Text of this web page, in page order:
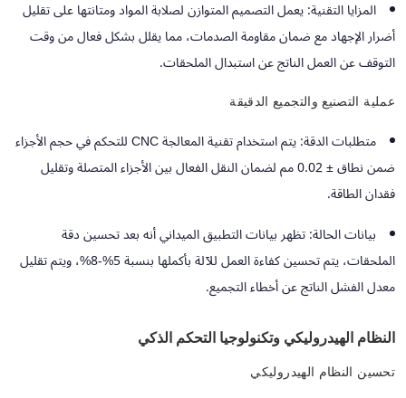
المزايا التقنية:يعمل التصميم المتوازن لصلابة المواد ومتانتها على تقليل
أضرار الإجهاد مع ضمان مقاومة الصدمات، مما يقلل بشكل فعال من وقت
التوقف عن العمل الناتج عن استبدال الملحقات.
عملية التصنيع والتجميع الدقيقة
متطلبات الدقة:
يتم استخدام تقنية المعالجة CNC للتحكم في حجم الأجزاء
ضمن نطاق ± 0.02 مم لضمان النقل الفعال بين الأجزاء المتصلة وتقليل
فقدان الطاقة.
بيانات الحالة:تظهر بيانات التطبيق الميداني أنه بعد تحسين دقة
الملحقات، يتم تحسين كفاءة العمل للآلة بأكملها بنسبة 5%-8%، ويتم تقليل
معدل الفشل الناتج عن أخطاء التجميع.
النظام الهيدروليكي وتكنولوجيا التحكم الذكي
تحسين النظام الهيدروليكي